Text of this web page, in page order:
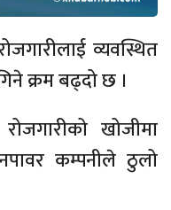
व्यवस्थित
क्रम बढ्दो छ ।
खोजीमा
कम्पनीले ठुलो